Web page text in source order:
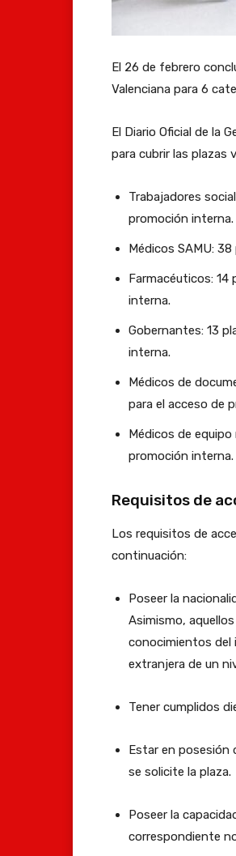
El 26 de febrero
Valenciana para 6
El Diario Oficial de la
para cubrir las plazas
Trabajadores
promoción interna.
Médicos SAMU:
Farmacéuticos: 14
interna.
Gobernantes: 13
interna.
Médicos de
para el acceso de
Médicos de
promoción interna.
Requisitos de
Los requisitos de
continuación:
Poseer la
Asimismo,
conocimientos del
extranjera de un
Tener cumplidos
Estar en posesión
se solicite la plaza.
Poseer la
correspondiente